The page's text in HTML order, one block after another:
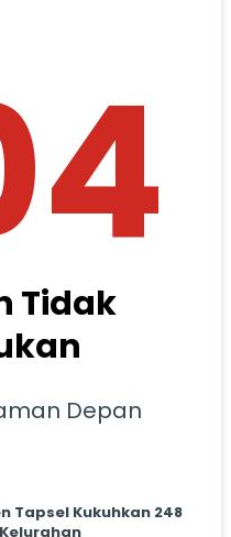
Tidak
Depan
Tapsel Kukuhkan 248